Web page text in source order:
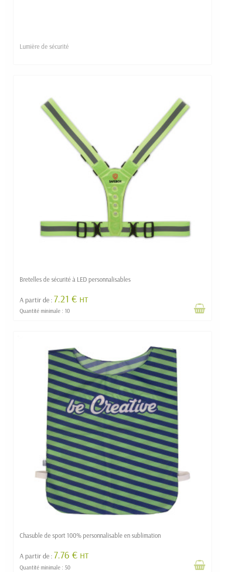
Lumière de sécurité
Bretelles de sécurité à LED personnalisables
A partir de :7.21 € HT
Quantité minimale : 10
Chasuble de sport 100% personnalisable en sublimation
A partir de :7.76 € HT
Quantité minimale : 50